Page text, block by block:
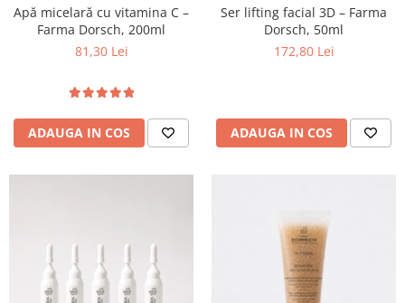
Apă micelară cu vitamina C –
Farma Dorsch, 200ml
81,30 Lei
ADAUGA IN COS
Ser lifting facial 3D – Farma
Dorsch, 50ml
172,80 Lei
ADAUGA IN COS